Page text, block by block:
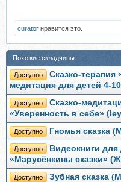
curator нравится это.
Похожие складчины
Доступно
Сказко-терапия
медитация для детей 4-
Доступно
Сказко-
«Уверенность в себе»
Доступно Гномья сказка
Доступно
Видеокниги для
«Марусёнкины сказки»
Доступно Зубная сказка